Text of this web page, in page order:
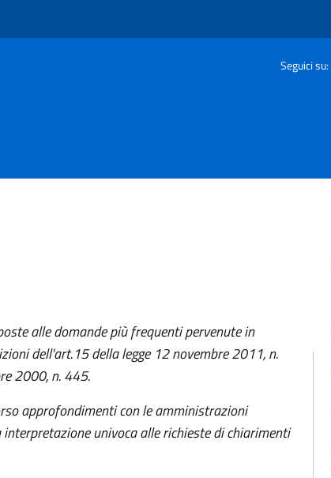
Seguici su:
alle domande più frequenti pervenute in
dell'art.15 della legge 12 novembre 2011, n.
2000, n. 445.
approfondimenti con le amministrazioni
univoca alle richieste di chiarimenti